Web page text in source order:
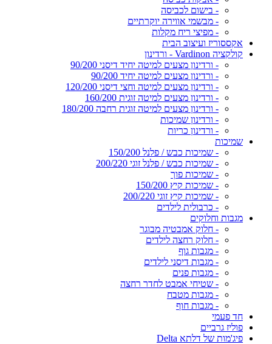
- בישום לכביסה
- מבשמי אווירה יוקרתיים
- מפיצי ריח מקלות
אקססוריז ועיצוב הבית
קולקציה Vardinon - ורדינון
- ורדינון מצעים למיטה יחיד דיסני 90/200
- ורדינון מצעים למיטה יחיד 90/200
- ורדינון מצעים למיטה וחצי דיסני 120/200
- ורדינון מצעים למיטה זוגית 160/200
- ורדינון מצעים למיטה זוגית רחבה 180/200
- ורדינון שמיכות
- ורדינון כריות
שמיכות
- שמיכות כבש / פלנל 150/200
- שמיכות כבש / פלנל זוגי 200/220
- שמיכות פוך
- שמיכות קיץ 150/200
- שמיכות קיץ זוגי 200/220
- כרבולית לילדים
מגבות וחלוקים
- חלוק אמבטיה מבוגר
- חלוק רחצה לילדים
- מגבות גוף
- מגבות דיסני לילדים
- מגבות פנים
- שטיחי אמבט לחדר רחצה
- מגבות מטבח
- מגבות חוף
חד פעמי
פוליז גרביים
פיג'מות של דלתא Delta